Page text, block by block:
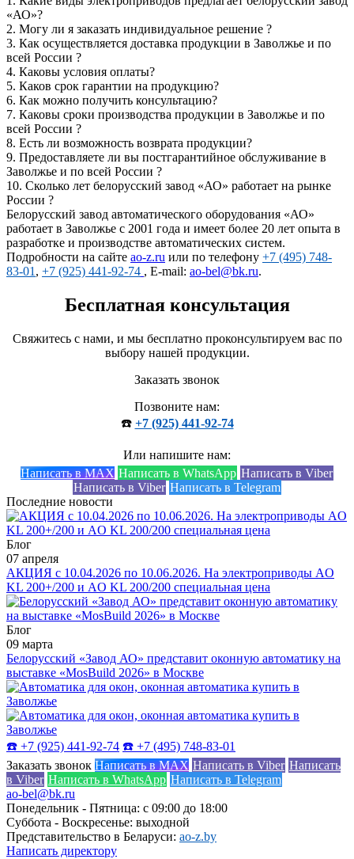
«АО»?
2. Могу ли я заказать индивидуальное решение ?
3. Как осуществляется доставка продукции в Заволжье и по
всей России ?
4. Каковы условия оплаты?
5. Каков срок гарантии на продукцию?
6. Как можно получить консультацию?
7. Каковы сроки производства продукции в Заволжье и по
всей России ?
8. Есть ли возможность возврата продукции?
9. Предоставляете ли вы постгарантийное обслуживание в
Заволжье и по всей России ?
10. Сколько лет белорусский завод «АО» работает на рынке
России ?
Белорусский завод автоматического оборудования «АО»
работает в Заволжье с 2001 года и имеет более 20 лет опыта в
разработке и производстве автоматических систем.
Подробности на сайте ao-z.ru или по телефону +7 (495) 748-
83-01, +7 (925) 441-92-74 , E-mail: ao-bel@bk.ru.
Бесплатная консультация
Свяжитесь с нами, и мы бесплатно проконсультируем вас по
выбору нашей продукции.
Заказать звонок
Позвоните нам:
☎️ +7 (925) 441-92-74
Или напишите нам:
Написать в MAX Написать в WhatsApp Написать в Viber
Написать в Viber Написать в Telegram
Последние новости
Блог
07 апреля
АКЦИЯ с 10.04.2026 по 10.06.2026. На электроприводы AO
KL 200+/200 и AO KL 200/200 специальная цена
Блог
09 марта
Белорусский «Завод АО» представит оконную автоматику на
выставке «MosBuild 2026» в Москве
☎️ +7 (925) 441-92-74 ☎️ +7 (495) 748-83-01
Заказать звонок Написать в MAX Написать в Viber Написать
в Viber Написать в WhatsApp Написать в Telegram
ao-bel@bk.ru
Понедельник - Пятница: с 09:00 до 18:00
Суббота - Воскресенье: выходной
Представительство в Беларуси: ao-z.by
Написать директору